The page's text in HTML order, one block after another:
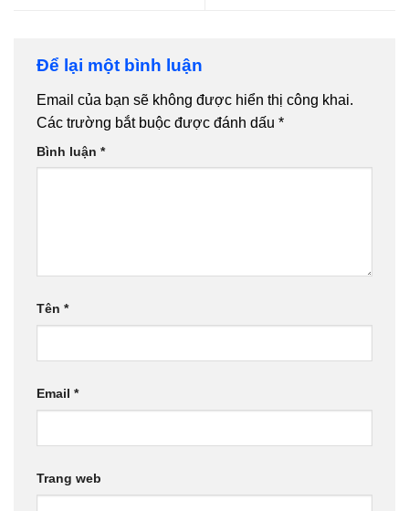
Để lại một bình luận
Email của bạn sẽ không được hiển thị công khai.
Các trường bắt buộc được đánh dấu *
Bình luận *
Tên *
Email *
Trang web